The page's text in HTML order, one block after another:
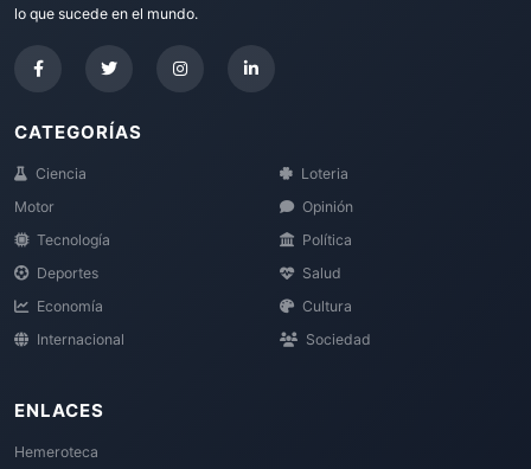
lo que sucede en el mundo.
CATEGORÍAS
Ciencia
Motor
Tecnología
Deportes
Economía
Internacional
Loteria
Opinión
Política
Salud
Cultura
Sociedad
ENLACES
Hemeroteca